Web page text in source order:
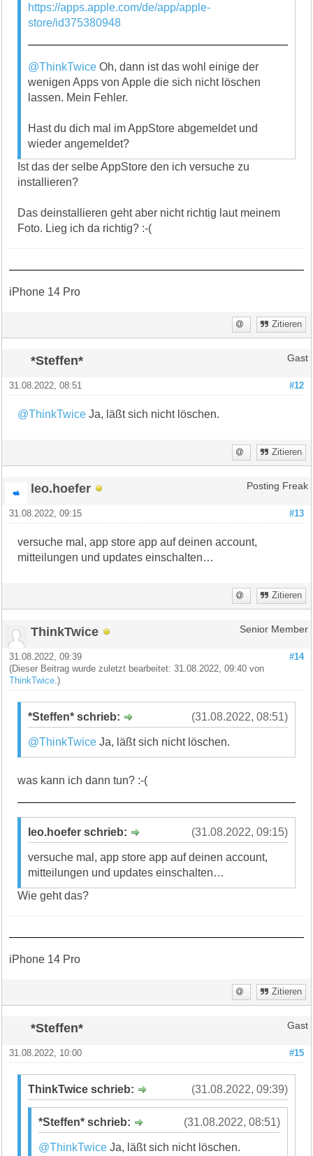
https://apps.apple.com/de/app/apple-
store/id375380948
@ThinkTwice Oh, dann ist das wohl einige der
wenigen Apps von Apple die sich nicht löschen
lassen. Mein Fehler.
Hast du dich mal im AppStore abgemeldet und
wieder angemeldet?
Ist das der selbe AppStore den ich versuche zu
installieren?
Das deinstallieren geht aber nicht richtig laut meinem
Foto. Lieg ich da richtig? :-(
iPhone 14 Pro
Zitieren
*Steffen* Gast
#12
31.08.2022, 08:51
@ThinkTwice Ja, läßt sich nicht löschen.
Zitieren
leo.hoefer Posting Freak
#13
31.08.2022, 09:15
versuche mal, app store app auf deinen account,
mitteilungen und updates einschalten…
Zitieren
ThinkTwice Senior Member
#14
31.08.2022, 09:39
(Dieser Beitrag wurde zuletzt bearbeitet: 31.08.2022, 09:40 von
ThinkTwice .)
(31.08.2022, 08:51)
*Steffen* schrieb:
@ThinkTwice Ja, läßt sich nicht löschen.
was kann ich dann tun? :-(
(31.08.2022, 09:15)
leo.hoefer schrieb:
versuche mal, app store app auf deinen account,
mitteilungen und updates einschalten…
Wie geht das?
iPhone 14 Pro
Zitieren
*Steffen* Gast
#15
31.08.2022, 10:00
(31.08.2022, 09:39)
ThinkTwice schrieb:
(31.08.2022, 08:51)
*Steffen* schrieb:
@ThinkTwice Ja, läßt sich nicht löschen.